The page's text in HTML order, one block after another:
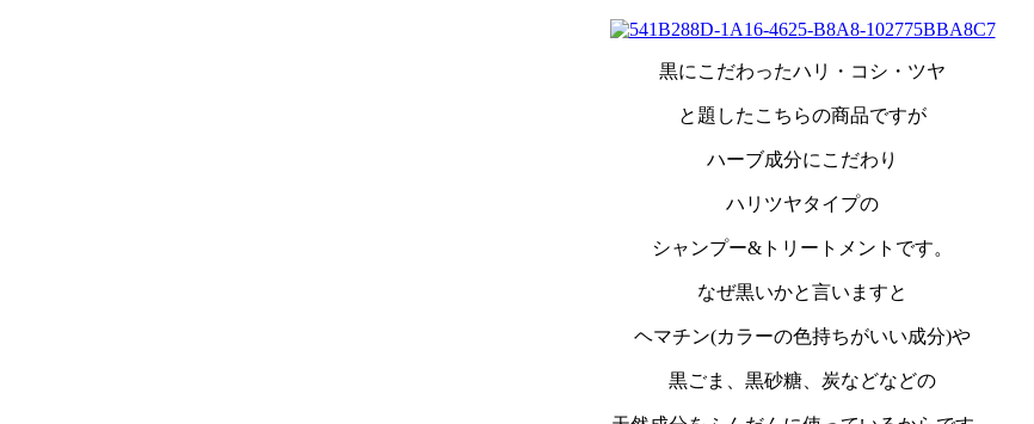
黒にこだわったハリ・コシ・ツヤ
と題したこちらの商品ですが
ハーブ成分にこだわり
ハリツヤタイプの
シャンプー&トリートメントです。
なぜ黒いかと言いますと
ヘマチン(カラーの色持ちがいい成分)や
黒ごま、黒砂糖、炭などなどの